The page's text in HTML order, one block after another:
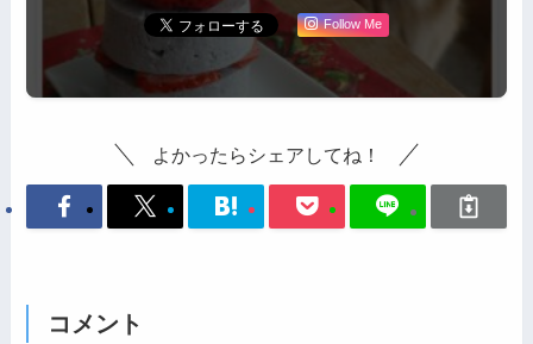
Follow Me
よかったらシェアしてね！
コメント